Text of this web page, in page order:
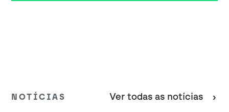
NOTÍCIAS Ver todas as notícias